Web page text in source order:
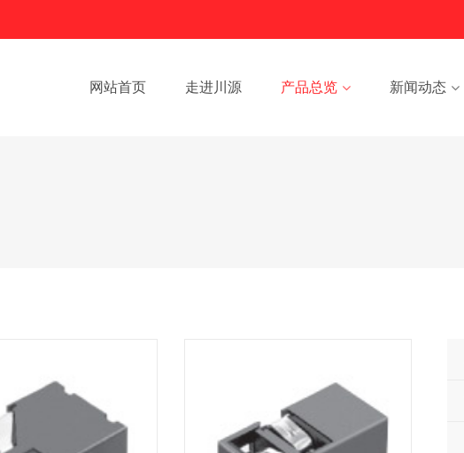
网站首页 走进川源 产品总览 新闻动态